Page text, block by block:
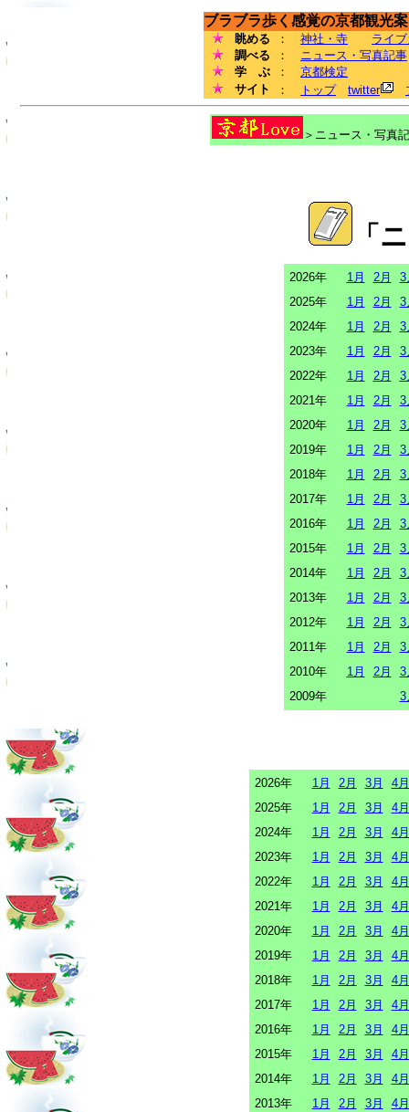
ブラブラ歩く感覚の京都観光
眺める ： 神社・寺
ライ
調べる
： ニュース・写真記事
学 ぶ
： 京都検定
サイト
： トップ twitter
＞ニュース・写真
「
2026年 1月 2月
3
2025年
1月 2月
3
2024年
1月 2月
3
2023年
1月 2月
3
2022年
1月 2月
3
2021年
1月 2月
3
2020年
1月 2月
3
2019年
1月 2月
3
2018年
1月 2月
3
2017年
1月 2月
3
2016年
1月 2月
3
2015年
1月 2月
3
2014年
1月 2月
3
2013年
1月 2月
3
2012年
1月 2月
3
2011年
1月 2月
3
2010年
1月 2月
3
2009年
3
2026年 1月 2月 3月
4月
2025年
1月 2月 3月
4月
2024年
1月 2月 3月
4月
2023年
1月 2月 3月
4月
2022年
1月 2月 3月
4月
2021年
1月 2月 3月
4月
2020年
1月 2月 3月
4月
2019年
1月 2月 3月
4月
2018年
1月 2月 3月
4月
2017年
1月 2月 3月
4月
2016年
1月 2月 3月
4月
2015年
1月 2月 3月
4月
2014年
1月 2月 3月
4月
2013年
1月 2月 3月
4月